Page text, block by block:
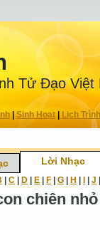
Tử Ðạo Việt
|Sinh Hoạt| Lịch Trình
Lời Nhạc
C D E F G H J
chiên